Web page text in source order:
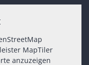
MapTiler
anzuzeigen